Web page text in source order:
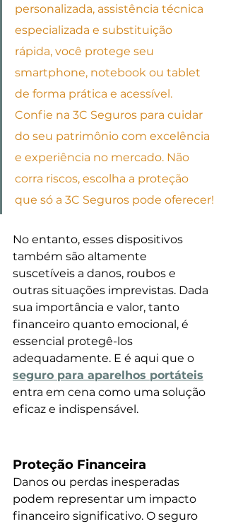
personalizada, assistência técnica
especializada e substituição
rápida, você protege seu
smartphone, notebook ou tablet
de forma prática e acessível.
Confie na 3C Seguros para cuidar
do seu patrimônio com excelência
e experiência no mercado. Não
corra riscos, escolha a proteção
que só a 3C Seguros pode oferecer!
No entanto, esses dispositivos
também são altamente
suscetíveis a danos, roubos e
outras situações imprevistas. Dada
sua importância e valor, tanto
financeiro quanto emocional, é
essencial protegê-los
adequadamente. E é aqui que o
seguro para aparelhos portáteis
entra em cena como uma solução
eficaz e indispensável.
Proteção Financeira
Danos ou perdas inesperadas
podem representar um impacto
financeiro significativo. O seguro